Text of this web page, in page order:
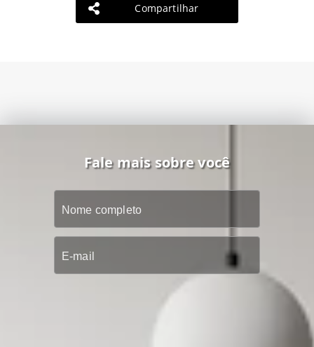
Compartilhar
Fale mais sobre você